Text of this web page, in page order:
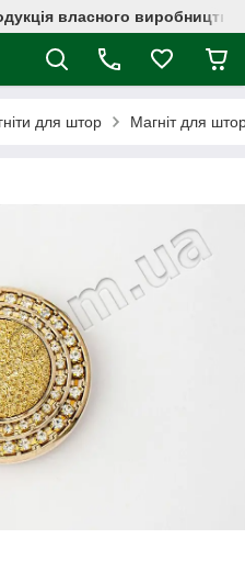
власного виробництва
для штор Магніт для